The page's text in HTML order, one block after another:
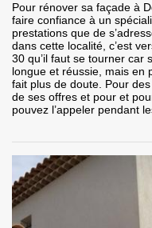
Pour rénover sa façade à
faire confiance à un
prestations que de
dans cette localité, c’est
30 qu’il faut se tourner car
longue et réussie, mais en
fait plus de doute. Pour
de ses offres et pour et
pouvez l’appeler pendant